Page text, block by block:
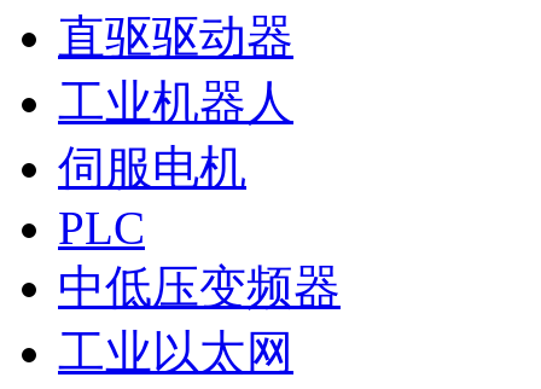
直驱驱动器
工业机器人
伺服电机
PLC
中低压变频器
工业以太网